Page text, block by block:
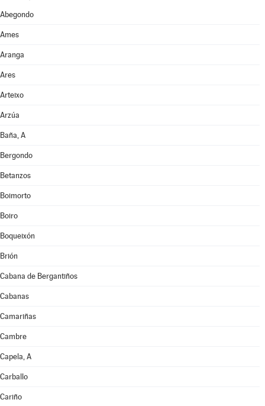
Abegondo
Ames
Aranga
Ares
Arteixo
Arzúa
Baña, A
Bergondo
Betanzos
Boimorto
Boiro
Boqueixón
Brión
Cabana de Bergantiños
Cabanas
Camariñas
Cambre
Capela, A
Carballo
Cariño